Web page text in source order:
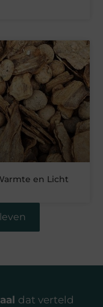
en Licht
dat verteld